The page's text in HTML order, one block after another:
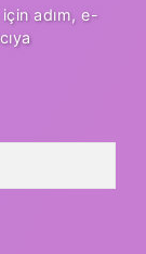
adım, e-